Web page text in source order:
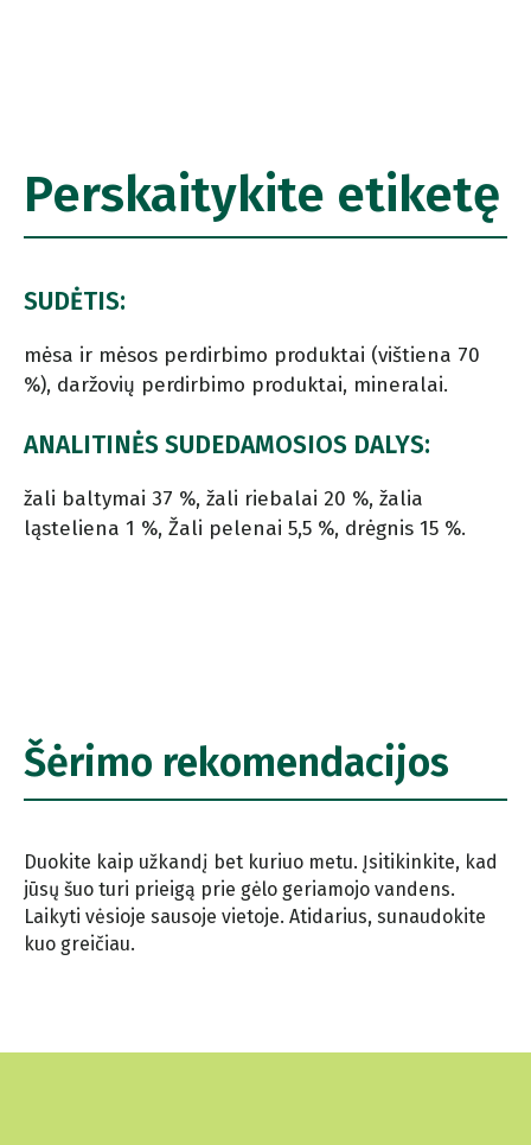
Perskaitykite etiketę
SUDĖTIS:
mėsa ir mėsos perdirbimo produktai (vištiena 70
%), daržovių perdirbimo produktai, mineralai.
ANALITINĖS SUDEDAMOSIOS DALYS:
žali baltymai 37 %, žali riebalai 20 %, žalia
ląsteliena 1 %, Žali pelenai 5,5 %, drėgnis 15 %.
Šėrimo rekomendacijos
Duokite kaip užkandį bet kuriuo metu. Įsitikinkite, kad
jūsų šuo turi prieigą prie gėlo geriamojo vandens.
Laikyti vėsioje sausoje vietoje. Atidarius, sunaudokite
kuo greičiau.